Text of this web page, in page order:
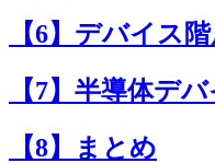
【6】デバイス
【7】半導体デ
【8】まとめ